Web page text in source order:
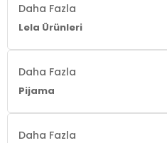
Daha Fazla
Lela Ürünleri
Daha Fazla
Pijama
Daha Fazla